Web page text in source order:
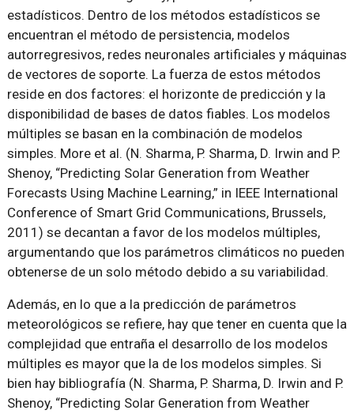
estadísticos. Dentro de los métodos estadísticos se
encuentran el método de persistencia, modelos
autorregresivos, redes neuronales artificiales y máquinas
de vectores de soporte. La fuerza de estos métodos
reside en dos factores: el horizonte de predicción y la
disponibilidad de bases de datos fiables. Los modelos
múltiples se basan en la combinación de modelos
simples. More et al. (N. Sharma, P. Sharma, D. Irwin and P.
Shenoy, “Predicting Solar Generation from Weather
Forecasts Using Machine Learning,” in IEEE International
Conference of Smart Grid Communications, Brussels,
2011) se decantan a favor de los modelos múltiples,
argumentando que los parámetros climáticos no pueden
obtenerse de un solo método debido a su variabilidad.
Además, en lo que a la predicción de parámetros
meteorológicos se refiere, hay que tener en cuenta que la
complejidad que entraña el desarrollo de los modelos
múltiples es mayor que la de los modelos simples. Si
bien hay bibliografía (N. Sharma, P. Sharma, D. Irwin and P.
Shenoy, “Predicting Solar Generation from Weather